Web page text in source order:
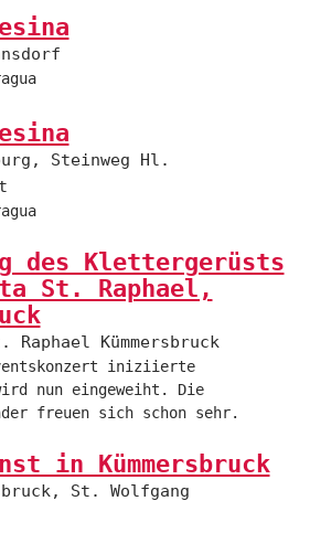
Steinweg Hl.
des Klettergerüsts
St. Raphael,
Kümmersbruck
iniziierte
nun eingeweiht. Die
freuen sich schon sehr.
in Kümmersbruck
St. Wolfgang